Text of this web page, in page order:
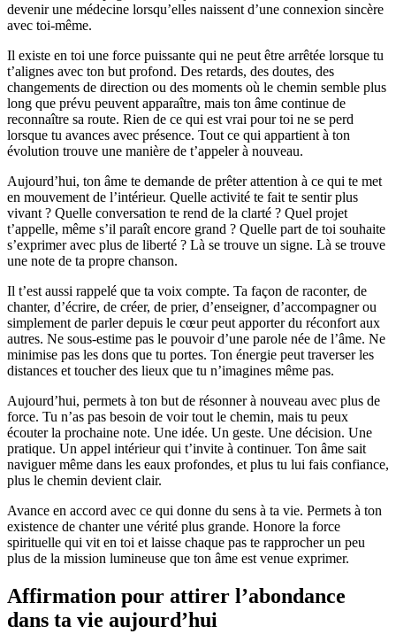
devenir une médecine lorsqu’elles naissent d’une connexion sincère
avec toi-même.
Il existe en toi une force puissante qui ne peut être arrêtée lorsque tu
t’alignes avec ton but profond. Des retards, des doutes, des
changements de direction ou des moments où le chemin semble plus
long que prévu peuvent apparaître, mais ton âme continue de
reconnaître sa route. Rien de ce qui est vrai pour toi ne se perd
lorsque tu avances avec présence. Tout ce qui appartient à ton
évolution trouve une manière de t’appeler à nouveau.
Aujourd’hui, ton âme te demande de prêter attention à ce qui te met
en mouvement de l’intérieur. Quelle activité te fait te sentir plus
vivant ? Quelle conversation te rend de la clarté ? Quel projet
t’appelle, même s’il paraît encore grand ? Quelle part de toi souhaite
s’exprimer avec plus de liberté ? Là se trouve un signe. Là se trouve
une note de ta propre chanson.
Il t’est aussi rappelé que ta voix compte. Ta façon de raconter, de
chanter, d’écrire, de créer, de prier, d’enseigner, d’accompagner ou
simplement de parler depuis le cœur peut apporter du réconfort aux
autres. Ne sous-estime pas le pouvoir d’une parole née de l’âme. Ne
minimise pas les dons que tu portes. Ton énergie peut traverser les
distances et toucher des lieux que tu n’imagines même pas.
Aujourd’hui, permets à ton but de résonner à nouveau avec plus de
force. Tu n’as pas besoin de voir tout le chemin, mais tu peux
écouter la prochaine note. Une idée. Un geste. Une décision. Une
pratique. Un appel intérieur qui t’invite à continuer. Ton âme sait
naviguer même dans les eaux profondes, et plus tu lui fais confiance,
plus le chemin devient clair.
Avance en accord avec ce qui donne du sens à ta vie. Permets à ton
existence de chanter une vérité plus grande. Honore la force
spirituelle qui vit en toi et laisse chaque pas te rapprocher un peu
plus de la mission lumineuse que ton âme est venue exprimer.
Affirmation pour attirer l’abondance
dans ta vie aujourd’hui